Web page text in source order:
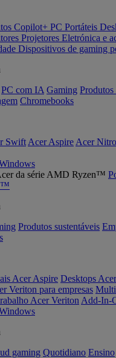
Copilot+ PC Portáteis
Projetores Eletrónica e
Dispositivos de gaming
PC com IA Gaming Produtos
Chromebooks
Swift Acer Aspire Acer Nitro
Produtos sustentáveis
Acer Aspire Desktops
Veriton para empresas
Acer Veriton Add-In-
gaming Quotidiano Ensino